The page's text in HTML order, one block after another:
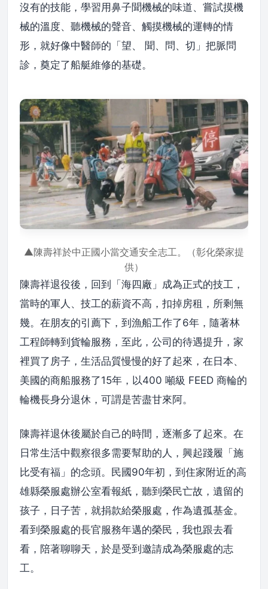
沒有的技能，學習用鼻子聞機械的味道、嘗試摸機
械的溫度、聽機械的聲音、觸摸機械的運轉的情
形，就好像中醫師的「望、 聞、問、切」把脈問
診，奠定了船艇維修的基礎。
▲陳壽祥於中正國小當交通安全志工。（彰化榮家提
供）
陳壽祥退役後，回到「海四廠」成為正式的技工，
當時的軍人、技工的薪資不高，扣掉房租，所剩無
幾。在朋友的引薦下，到漁船工作了6年，隨著林
工程師轉到貨輪服務，至此，公司的待遇提升，家
裡買了房子，生活品質慢慢的好了起來，在日本、
美國的商船服務了15年，以400 噸級 FEED 商輪的
輪機長身分退休，可謂是苦盡甘來阿。
陳壽祥退休後屬於自己的時間，逐漸多了起來。在
日常生活中觀察很多需要幫助的人，興起踐履「施
比受有福」的念頭。民國90年初，到住家附近的高
雄縣榮服處辦公室看報紙，聽到榮民亡故，遺留的
孩子，日子苦，就捐款給榮服處，作為遺孤基金。
看到榮服處的長官服務年邁的榮民，我也跟去看
看，陪著聊聊天，於是受到邀請成為榮服處的志
工。